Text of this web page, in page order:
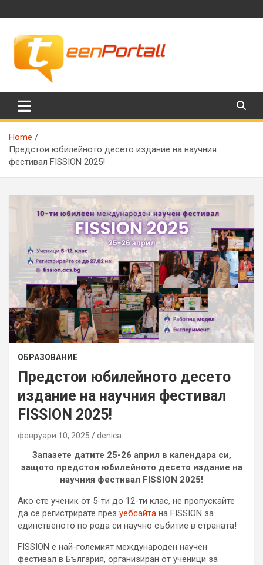
to
TeenPortall
Home
Предстои юбилейното десето издание на научния
фестивал FISSION 2025!
ОБРАЗОВАНИЕ
Предстои юбилейното десето
издание на научния фестивал
FISSION 2025!
февруари 10, 2025 denica
Запазете датите 25-26 април в календара си,
защото предстои юбилейното десето издание на
научния фестивал FISSION 2025!
Ако сте ученик от 5-ти до 12-ти клас, не пропускайте
да се регистрирате през уебсайта на FISSION за
единственото по рода си научно събитие в страната!
FISSION е най-големият международен научен
фестивал в България, организиран от ученици за